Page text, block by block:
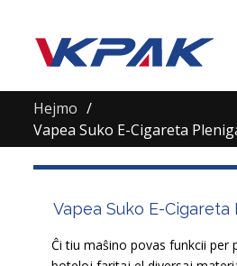
Hejmo
Vapea Suko E-Cigareta
Vapea Suko E-
Ĉi tiu maŝino povas funkcii per